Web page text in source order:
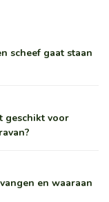
scheef gaat staan
geschikt voor
en waaraan